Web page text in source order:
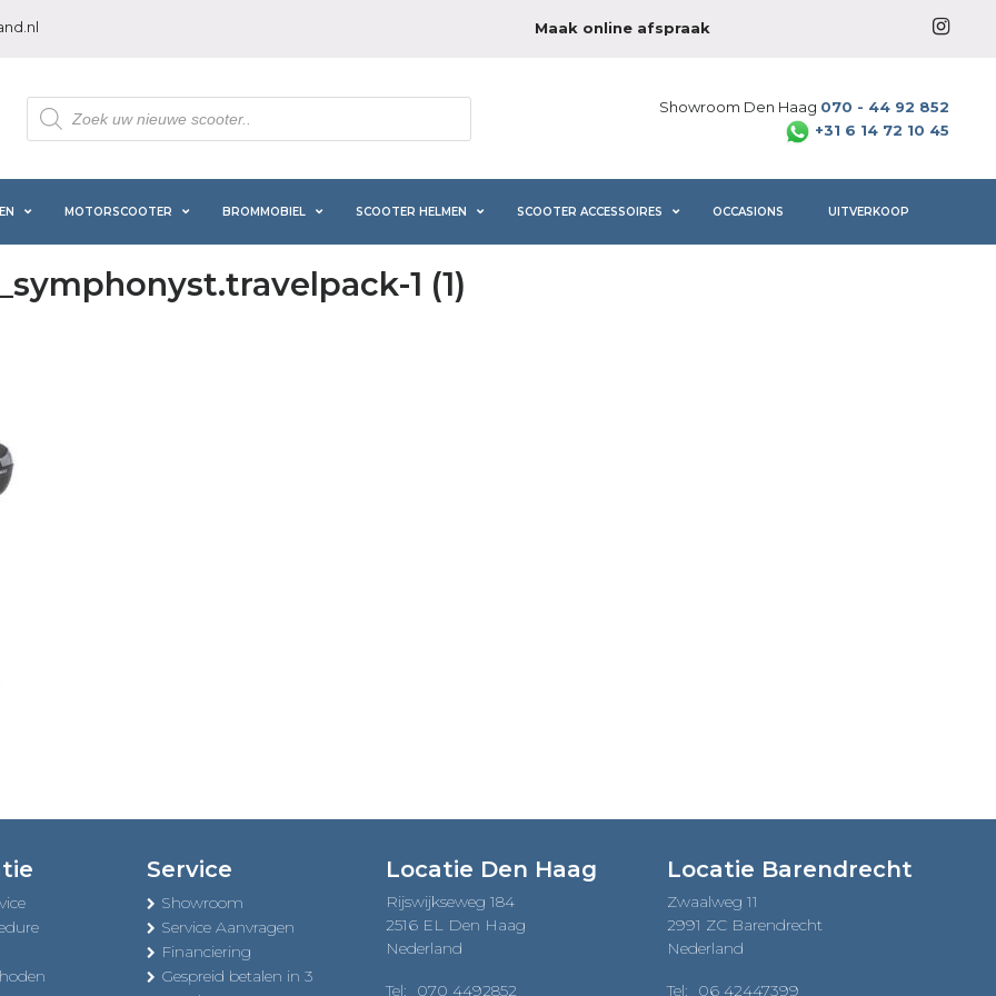
Maak online afspraak
Producten
zoeken
Showroom Den Haag 070 - 44 92 852
+31 6 14 72 10 45
MOTORSCOOTER BROMMOBIEL SCOOTER HELMEN SCOOTER ACCESSOIRES OCCASIONS UITVERKOOP
1 (1)
Service
Showroom
Service Aanvragen
Financiering
Gespreid betalen in 3
Locatie Den Haag
Rijswijkseweg 184
2516 EL Den Haag
Nederland
Tel: 070 4492852
Locatie Barendrecht
Zwaalweg 11
2991 ZC Barendrecht
Nederland
Tel: 06 42447399